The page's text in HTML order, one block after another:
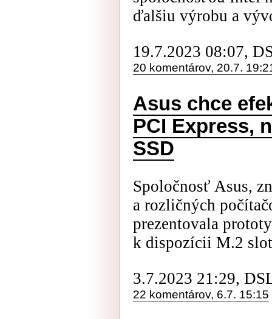
ďalšiu výrobu a
19.7.2023 08:07,
20 komentárov, 20.7.
Asus chce
PCI Express,
SSD
Spoločnosť Asus,
a rozličných
prezentovala
k dispozícii M.2
3.7.2023 21:29,
22 komentárov, 6.7. 15:15